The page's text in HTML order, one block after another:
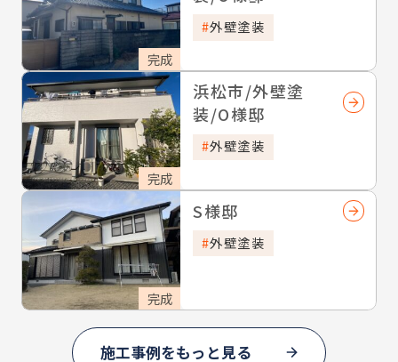
完成
外壁塗装
完成
浜松市/外壁塗
装/O様邸
外壁塗装
完成
S様邸
外壁塗装
施工事例をもっと見る